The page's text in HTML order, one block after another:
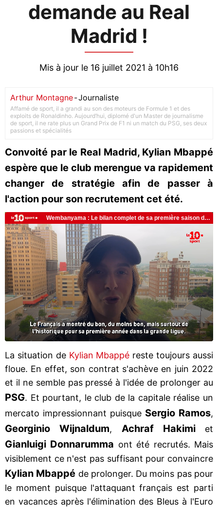
demande au Real
Madrid !
Mis à jour le 16 juillet 2021 à 10h16
Arthur Montagne-Journaliste
Affamé de sport, il a grandi au son des moteurs de Formule 1 et des
exploits de Ronaldinho. Aujourd’hui, diplomé d'un Master de journalisme
de sport, il ne rate plus un Grand Prix de F1 ni un match du PSG, ses deux
passions et spécialités
Convoité par le Real Madrid, Kylian Mbappé
espère que le club merengue va rapidement
changer de stratégie afin de passer à
l'action pour son recrutement cet été.
La situation de Kylian Mbappé reste toujours aussi
floue. En effet, son contrat s'achève en juin 2022
et il ne semble pas pressé à l'idée de prolonger au
PSG. Et pourtant, le club de la capitale réalise un
mercato impressionnant puisque Sergio Ramos,
Georginio Wijnaldum, Achraf Hakimiet
Gianluigi Donnarumma ont été recrutés. Mais
visiblement ce n'est pas suffisant pour convaincre
Kylian Mbappé de prolonger. Du moins pas pour
le moment puisque l'attaquant français est parti
en vacances après l'élimination des Bleus à l'Euro